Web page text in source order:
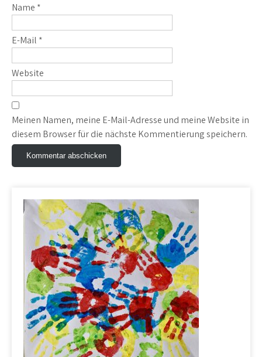
Name *
E-Mail *
Website
Meinen Namen, meine E-Mail-Adresse und meine Website in
diesem Browser für die nächste Kommentierung speichern.